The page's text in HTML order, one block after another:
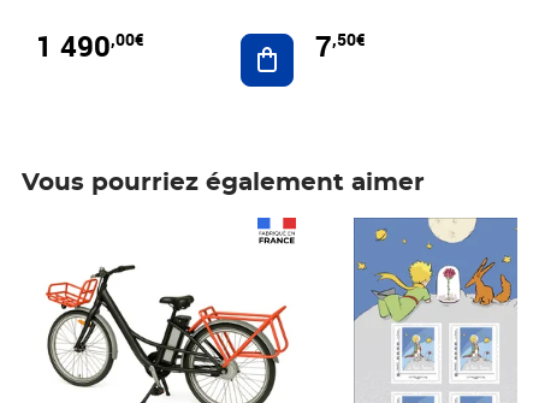
1 490,00€ Ajouter au panier
7,50€
Vous pourriez également aimer
Prix 7,50€